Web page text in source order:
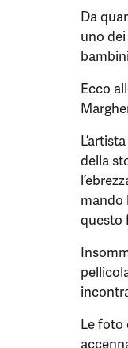
Da
uno
Ecco
della
mando
questo
Le foto